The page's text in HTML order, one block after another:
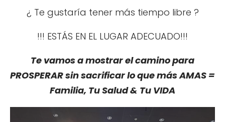
¿ Te gustaría tener más tiempo libre ?
!!! ESTÁS EN EL LUGAR ADECUADO!!!
Te vamos a mostrar el camino para
PROSPERAR sin sacrificar lo que más AMAS =
Familia, Tu Salud & Tu VIDA